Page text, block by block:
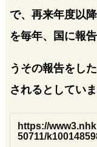
で、再来年度以
を毎年、国に報
うその報告をし
されるとしていま
https://
50711/